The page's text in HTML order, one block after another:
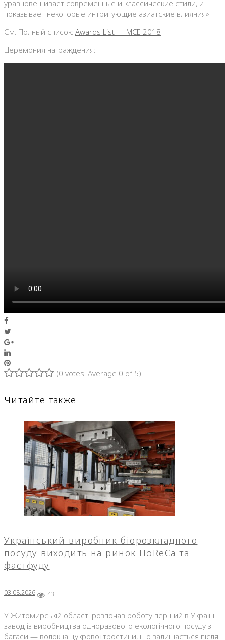
уравновешивает современные и классические стили, и
показывает некоторые интригующие азиатские влияния».
См. Полный список: Awards List — MCE 2018
Церемония награждения:
Google+
LinkedIn
Pinterest
(0 votes. Average 0 of 5)
Читайте также
Український виробник біорозкладного
посуду виходить на ринок HoReCa та
фастфуду
03.08.2026 43
У Житомирській області розпочав роботу перший в Україні
завод із виробництва одноразового екологічного посуду з
багаси — волокна цукрової тростини, що залишається після